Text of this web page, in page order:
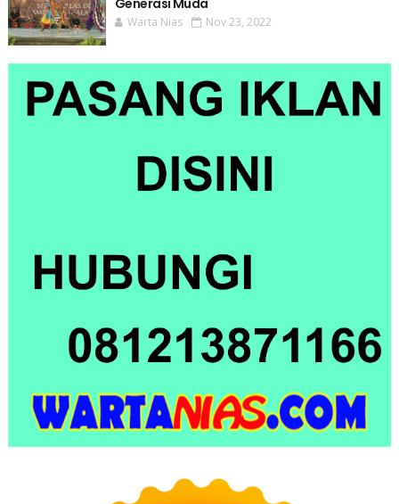
Generasi Muda
Warta Nias Nov 23, 2022